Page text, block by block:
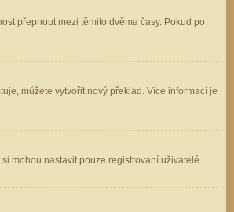
přepnout mezi těmito dvěma časy. Pokud po
můžete vytvořit nový překlad. Více informací je
mohou nastavit pouze registrovaní uživatelé.